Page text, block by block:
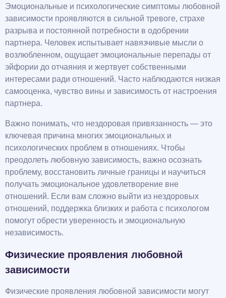
Эмоциональные и психологические симптомы любовной
зависимости проявляются в сильной тревоге, страхе
разрыва и постоянной потребности в одобрении
партнера. Человек испытывает навязчивые мысли о
возлюбленном, ощущает эмоциональные перепады от
эйфории до отчаяния и жертвует собственными
интересами ради отношений. Часто наблюдаются низкая
самооценка, чувство вины и зависимость от настроения
партнера.
Важно понимать, что нездоровая привязанность — это
ключевая причина многих эмоциональных и
психологических проблем в отношениях. Чтобы
преодолеть любовную зависимость, важно осознать
проблему, восстановить личные границы и научиться
получать эмоциональное удовлетворение вне
отношений. Если вам сложно выйти из нездоровых
отношений, поддержка близких и работа с психологом
помогут обрести уверенность и эмоциональную
независимость.
Физические проявления любовной
зависимости
Физические проявления любовной зависимости могут